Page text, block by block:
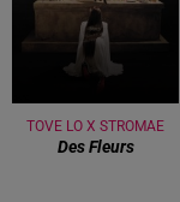
TOVE LO X STROMAE
Des Fleurs